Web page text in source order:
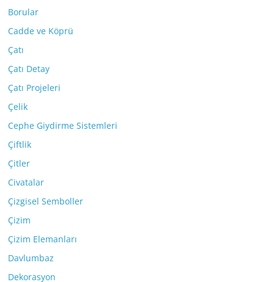
Borular
Cadde ve Köprü
Çatı
Çatı Detay
Çatı Projeleri
Çelik
Cephe Giydirme Sistemleri
Çiftlik
Çitler
Civatalar
Çizgisel Semboller
Çizim
Çizim Elemanları
Davlumbaz
Dekorasyon